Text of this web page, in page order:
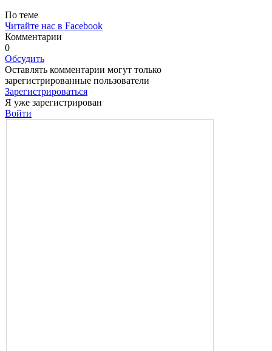
По теме
Читайте нас в Facebook
Комментарии
0
Обсудить
Оставлять комментарии могут только
зарегистрированные пользователи
Зарегистрироваться
Я уже зарегистрирован
Войти